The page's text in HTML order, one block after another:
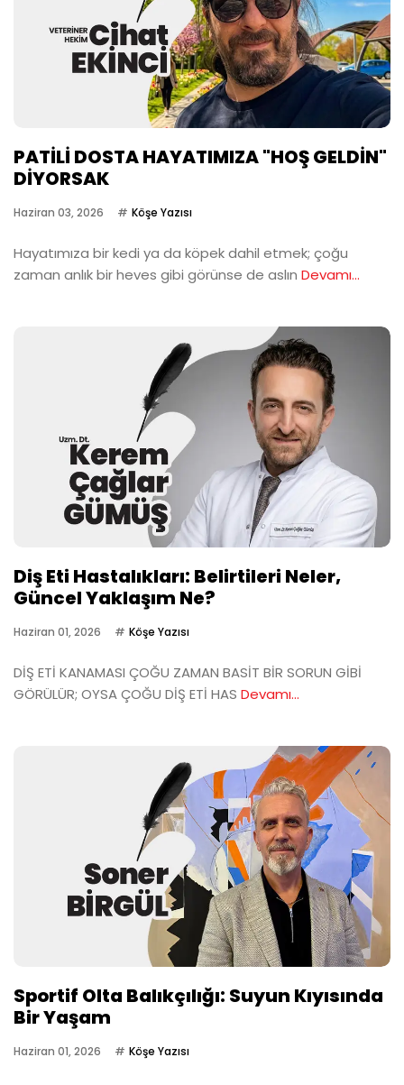
PATİLİ DOSTA HAYATIMIZA "HOŞ GELDİN"
DİYORSAK
Haziran 03, 2026 Köşe Yazısı
Hayatımıza bir kedi ya da köpek dahil etmek; çoğu
zaman anlık bir heves gibi görünse de aslın Devamı...
Diş Eti Hastalıkları: Belirtileri Neler,
Güncel Yaklaşım Ne?
Haziran 01, 2026 Köşe Yazısı
DİŞ ETİ KANAMASI ÇOĞU ZAMAN BASİT BİR SORUN GİBİ
GÖRÜLÜR; OYSA ÇOĞU DİŞ ETİ HAS Devamı...
Sportif Olta Balıkçılığı: Suyun Kıyısında
Bir Yaşam
Haziran 01, 2026 Köşe Yazısı